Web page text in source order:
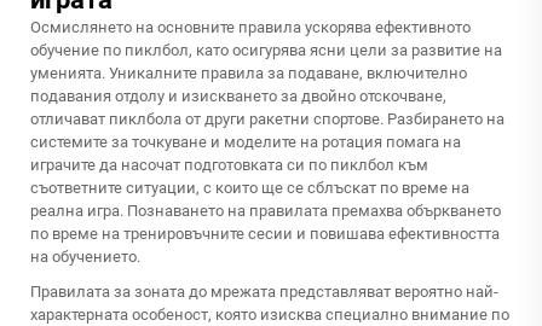
Осмислянето на основните правила ускорява ефективното
обучение по пиклбол, като осигурява ясни цели за развитие на
уменията. Уникалните правила за подаване, включително
подавания отдолу и изискването за двойно отскочване,
отличават пиклбола от други ракетни спортове. Разбирането на
системите за точкуване и моделите на ротация помага на
играчите да насочат подготовката си по пиклбол към
съответните ситуации, с които ще се сблъскат по време на
реална игра. Познаването на правилата премахва объркването
по време на тренировъчните сесии и повишава ефективността
на обучението.
Правилата за зоната до мрежата представляват вероятно най-
характерната особеност, която изисква специално внимание по